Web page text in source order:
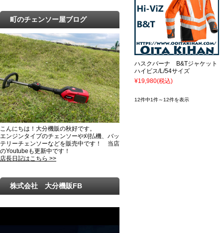
ハスクバーナ B&Tジャケット
ハイビス/L/54サイズ
¥19,980(税込)
12件中1件～12件を表示
町のチェンソー屋ブログ
こんにちは！大分機販の秋好です。
エンジンタイプのチェンソーや刈払機、バッ
テリーチェンソーなどを販売中です！ 当店
のYoutubeも更新中です！
店長日記はこちら >>
株式会社 大分機販FB